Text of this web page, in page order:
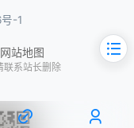
-1
网站地图
联系站长删除